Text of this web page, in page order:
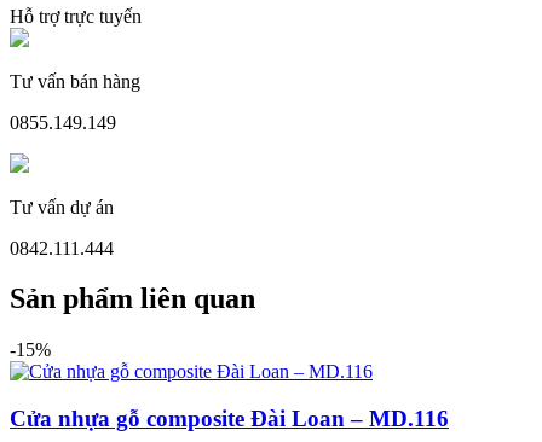
Hỗ trợ trực tuyến
Tư vấn bán hàng
0855.149.149
Tư vấn dự án
0842.111.444
Sản phẩm liên quan
-15%
Cửa nhựa gỗ composite Đài Loan – MD.116